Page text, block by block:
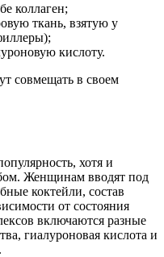
коллаген;
ткань, взятую у
кислоту.
совмещать в своем
хотя и
Женщинам вводят под
коктейли, состав
от состояния
включаются разные
гиалуроновая кислота и